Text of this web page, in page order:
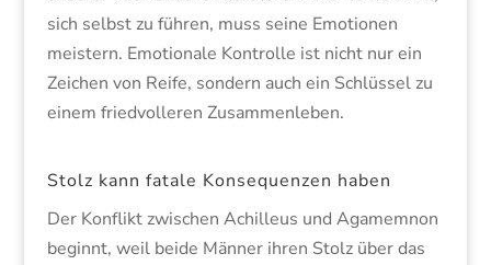
sich selbst zu führen, muss seine Emotionen
meistern. Emotionale Kontrolle ist nicht nur ein
Zeichen von Reife, sondern auch ein Schlüssel zu
einem friedvolleren Zusammenleben.
Stolz kann fatale Konsequenzen haben
Der Konflikt zwischen Achilleus und Agamemnon
beginnt, weil beide Männer ihren Stolz über das